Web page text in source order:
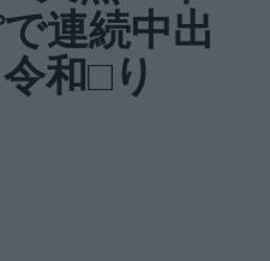
連続中出
和□り